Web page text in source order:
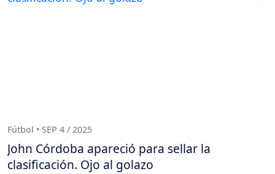
Fútbol • SEP 4 / 2025
John Córdoba apareció para sellar la
clasificación. Ojo al golazo